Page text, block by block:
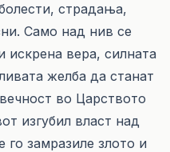
страдања,
Само над нив се
искрена вера, силната
желба да станат
во Царството
изгубил власт над
го замразиле злото и